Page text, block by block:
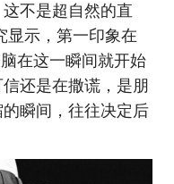
不是超自然的直
显示，第一印象在
在这一瞬间就开始
还是在撒谎，是朋
瞬间，往往决定后